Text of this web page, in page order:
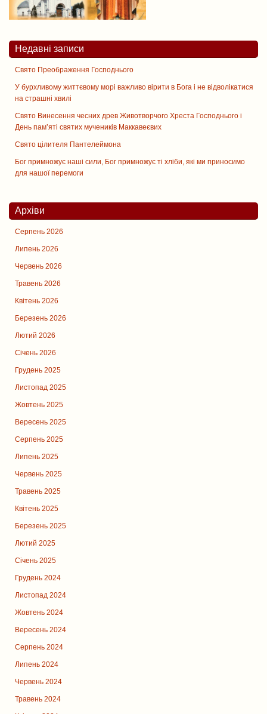
Недавні записи
Свято Преображення Господнього
У бурхливому життєвому морі важливо вірити в Бога і не відволікатися
на страшні хвилі
Свято Винесення чесних древ Животворчого Хреста Господнього і
День памʼяті святих мучеників Маккавеєвих
Свято цiлителя Пантелеймона
Бог примножує наші сили, Бог примножує ті хліби, які ми приносимо
для нашої перемоги
Архіви
Серпень 2026
Липень 2026
Червень 2026
Травень 2026
Квітень 2026
Березень 2026
Лютий 2026
Січень 2026
Грудень 2025
Листопад 2025
Жовтень 2025
Вересень 2025
Серпень 2025
Липень 2025
Червень 2025
Травень 2025
Квітень 2025
Березень 2025
Лютий 2025
Січень 2025
Грудень 2024
Листопад 2024
Жовтень 2024
Вересень 2024
Серпень 2024
Липень 2024
Червень 2024
Травень 2024